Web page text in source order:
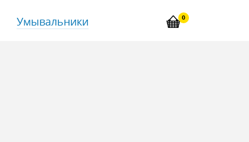
0
Умывальники